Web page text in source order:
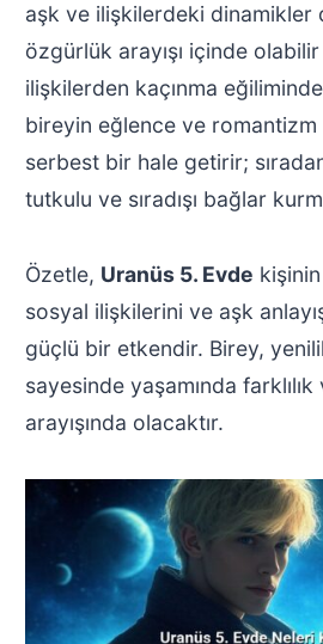
aşk ve ilişkilerdeki dinamikler
özgürlük arayışı içinde
ilişkilerden kaçınma
bireyin eğlence ve romantizm
serbest bir hale getirir;
tutkulu ve sıradışı bağlar
Özetle, Uranüs 5. Evde kişinin
sosyal ilişkilerini ve aşk
güçlü bir etkendir. Birey,
sayesinde yaşamında
arayışında olacaktır.